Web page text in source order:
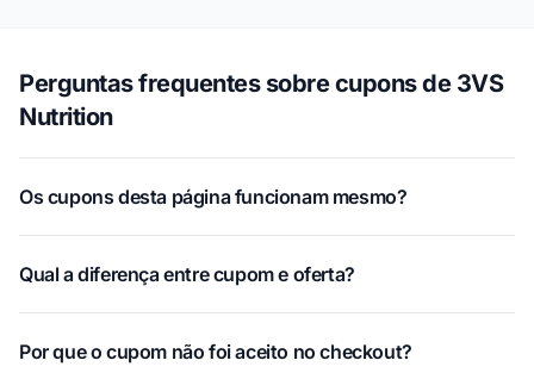
Perguntas frequentes sobre cupons de 3VS
Nutrition
Os cupons desta página funcionam mesmo?
Qual a diferença entre cupom e oferta?
Por que o cupom não foi aceito no checkout?